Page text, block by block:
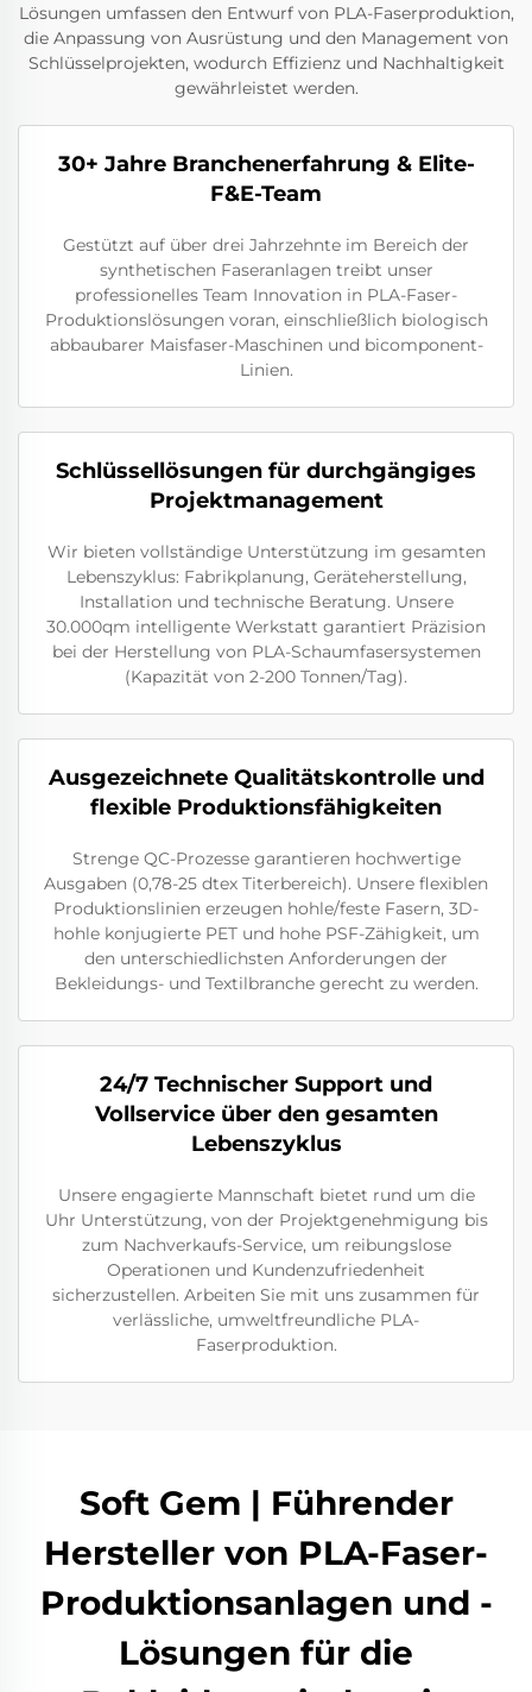
Lösungen umfassen den Entwurf von PLA-Faserproduktion,
die Anpassung von Ausrüstung und den Management von
Schlüsselprojekten, wodurch Effizienz und Nachhaltigkeit
gewährleistet werden.
30+ Jahre Branchenerfahrung & Elite-
F&E-Team
Gestützt auf über drei Jahrzehnte im Bereich der
synthetischen Faseranlagen treibt unser
professionelles Team Innovation in PLA-Faser-
Produktionslösungen voran, einschließlich biologisch
abbaubarer Maisfaser-Maschinen und bicomponent-
Linien.
Schlüssellösungen für durchgängiges
Projektmanagement
Wir bieten vollständige Unterstützung im gesamten
Lebenszyklus: Fabrikplanung, Geräteherstellung,
Installation und technische Beratung. Unsere
30.000qm intelligente Werkstatt garantiert Präzision
bei der Herstellung von PLA-Schaumfasersystemen
(Kapazität von 2-200 Tonnen/Tag).
Ausgezeichnete Qualitätskontrolle und
flexible Produktionsfähigkeiten
Strenge QC-Prozesse garantieren hochwertige
Ausgaben (0,78-25 dtex Titerbereich). Unsere flexiblen
Produktionslinien erzeugen hohle/feste Fasern, 3D-
hohle konjugierte PET und hohe PSF-Zähigkeit, um
den unterschiedlichsten Anforderungen der
Bekleidungs- und Textilbranche gerecht zu werden.
24/7 Technischer Support und
Vollservice über den gesamten
Lebenszyklus
Unsere engagierte Mannschaft bietet rund um die
Uhr Unterstützung, von der Projektgenehmigung bis
zum Nachverkaufs-Service, um reibungslose
Operationen und Kundenzufriedenheit
sicherzustellen. Arbeiten Sie mit uns zusammen für
verlässliche, umweltfreundliche PLA-
Faserproduktion.
Soft Gem | Führender
Hersteller von PLA-Faser-
Produktionsanlagen und -
Lösungen für die